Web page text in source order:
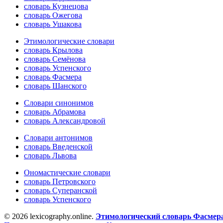
словарь Кузнецова
словарь Ожегова
словарь Ушакова
Этимологические словари
словарь Крылова
словарь Семёнова
словарь Успенского
словарь Фасмера
словарь Шанского
Словари синонимов
словарь Абрамова
словарь Александровой
Словари антонимов
словарь Введенской
словарь Львова
Ономастические словари
словарь Петровского
словарь Суперанской
словарь Успенского
© 2026 lexicography.online. Этимологический словарь